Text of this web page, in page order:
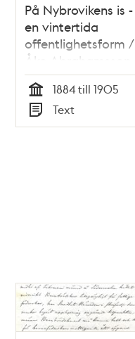
På Nybrovikens is -
en vintertida
offentlighetsform /
Åke Abrahamsson
Tid
1884 till 1905
Typ
Text